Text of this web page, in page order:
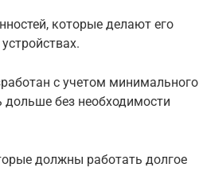
которые делают его
с учетом минимального
дольше без необходимости
должны работать долгое